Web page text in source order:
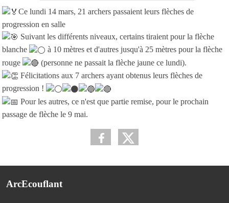
Ce lundi 14 mars, 21 archers passaient leurs flèches de
progression en salle
Suivant les différents niveaux, certains tiraient pour la flèche
blanche
à 10 mètres et d'autres jusqu'à 25 mètres pour la flèche
rouge
(personne ne passait la flèche jaune ce lundi).
Félicitations aux 7 archers ayant obtenus leurs flèches de
progression !
Pour les autres, ce n'est que partie remise, pour le prochain
passage de flèche le 9 mai.
ArcEcouflant